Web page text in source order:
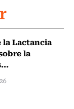
la Lactancia
la